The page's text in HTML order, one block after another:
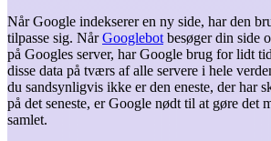
Når Google indekserer en ny side, har den
tilpasse sig. NårGooglebot besøger din side
på Googles server, har Google brug for lidt
disse data på tværs af alle servere i hele
du sandsynligvis ikke er den eneste, der har
på det seneste, er Google nødt til at gøre det
samlet.